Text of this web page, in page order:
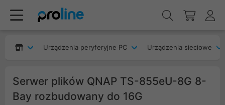
Urządzenia peryferyjne PC Urządzenia sieciowe
Serwer plików QNAP TS-855eU-8G 8-
Bay rozbudowany do 16G